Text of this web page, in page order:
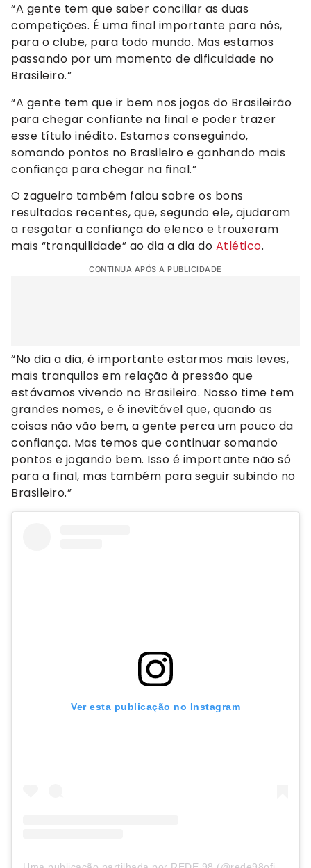
“A gente tem que saber conciliar as duas
competições. É uma final importante para nós,
para o clube, para todo mundo. Mas estamos
passando por um momento de dificuldade no
Brasileiro.”
“A gente tem que ir bem nos jogos do Brasileirão
para chegar confiante na final e poder trazer
esse título inédito. Estamos conseguindo,
somando pontos no Brasileiro e ganhando mais
confiança para chegar na final.”
O zagueiro também falou sobre os bons
resultados recentes, que, segundo ele, ajudaram
a resgatar a confiança do elenco e trouxeram
mais “tranquilidade” ao dia a dia do Atlético.
CONTINUA APÓS A PUBLICIDADE
“No dia a dia, é importante estarmos mais leves,
mais tranquilos em relação à pressão que
estávamos vivendo no Brasileiro. Nosso time tem
grandes nomes, e é inevitável que, quando as
coisas não vão bem, a gente perca um pouco da
confiança. Mas temos que continuar somando
pontos e jogando bem. Isso é importante não só
para a final, mas também para seguir subindo no
Brasileiro.”
Ver esta publicação no Instagram